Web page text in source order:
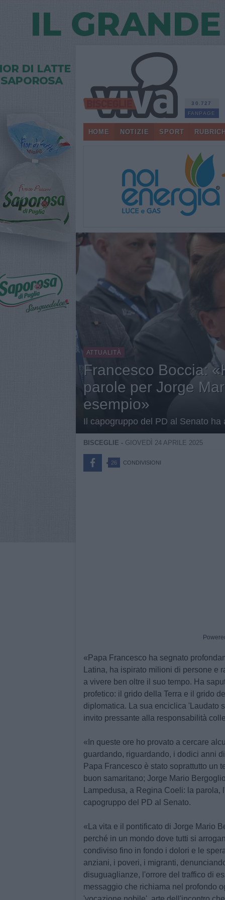
30.727
FANPAGE
HOME NOTIZIE SPORT
ATTUALITÀ
Francesco Boccia:
parole per Jorge
esempio»
Il capogruppo del PD al Senato
BISCEGLIE - GIOVEDÌ 24 APRILE 2025
26 CONDIVISIONI
«Papa Francesco ha segnato
Latina, ha ispirato milioni di persone e
a vivere ben oltre il suo tempo. Ha
profetico: il grido della Terra e il grido
diplomatica. La sua enciclica 'Laudato
invito pressante alla responsabilità
«In queste ore ho provato a cercare
guardando, riguardando, i dodici anni
Papa Francesco è stato soprattutto un
buon samaritano; Jorge Mario
Lampedusa, a Regina Coeli: la
capogruppo del PD al Senato.
«La vita e il pontificato di Jorge Mario
perché in un mondo dove tutti si
condiviso fino in fondo i dolori e le
anziani, i poveri, i migranti,
disuguaglianze, l'orrore del traffico di
messaggio che richiama nel profondo